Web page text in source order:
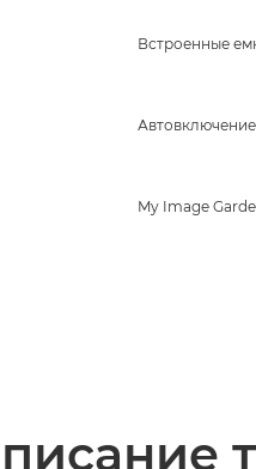
Встроенные
Автовключение
My Image